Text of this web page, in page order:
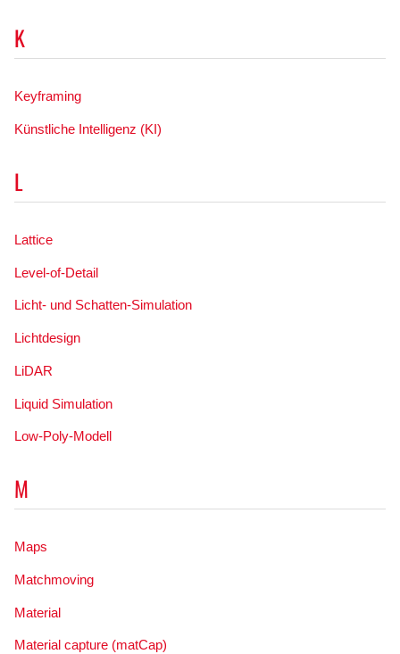
K
Keyframing
Künstliche Intelligenz (KI)
L
Lattice
Level-of-Detail
Licht- und Schatten-Simulation
Lichtdesign
LiDAR
Liquid Simulation
Low-Poly-Modell
M
Maps
Matchmoving
Material
Material capture (matCap)